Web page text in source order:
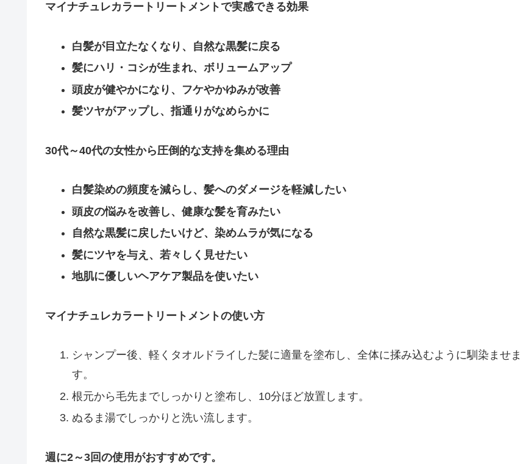
マイナチュレカラートリートメントで実感できる効果
白髪が目立たなくなり、自然な黒髪に戻る
髪にハリ・コシが生まれ、ボリュームアップ
頭皮が健やかになり、フケやかゆみが改善
髪ツヤがアップし、指通りがなめらかに
30代～40代の女性から圧倒的な支持を集める理由
白髪染めの頻度を減らし、髪へのダメージを軽減したい
頭皮の悩みを改善し、健康な髪を育みたい
自然な黒髪に戻したいけど、染めムラが気になる
髪にツヤを与え、若々しく見せたい
地肌に優しいヘアケア製品を使いたい
マイナチュレカラートリートメントの使い方
シャンプー後、軽くタオルドライした髪に適量を塗布し、全体に揉み込むように馴染ませま
す。
根元から毛先までしっかりと塗布し、10分ほど放置します。
ぬるま湯でしっかりと洗い流します。
週に2～3回の使用がおすすめです。